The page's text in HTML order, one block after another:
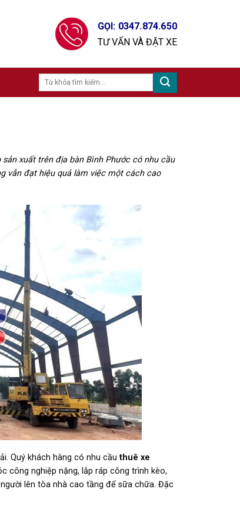
GỌI: 0347.874.650
TƯ VẤN VÀ ĐẶT XE
xuất trên địa bàn Bình Phước có nhu cầu
vẫn đạt hiệu quả làm việc một cách cao
Quý khách hàng có nhu cầuthuê xe
công nghiệp nặng, lắp ráp công trình kèo,
lên tòa nhà cao tầng để sữa chữa. Đặc